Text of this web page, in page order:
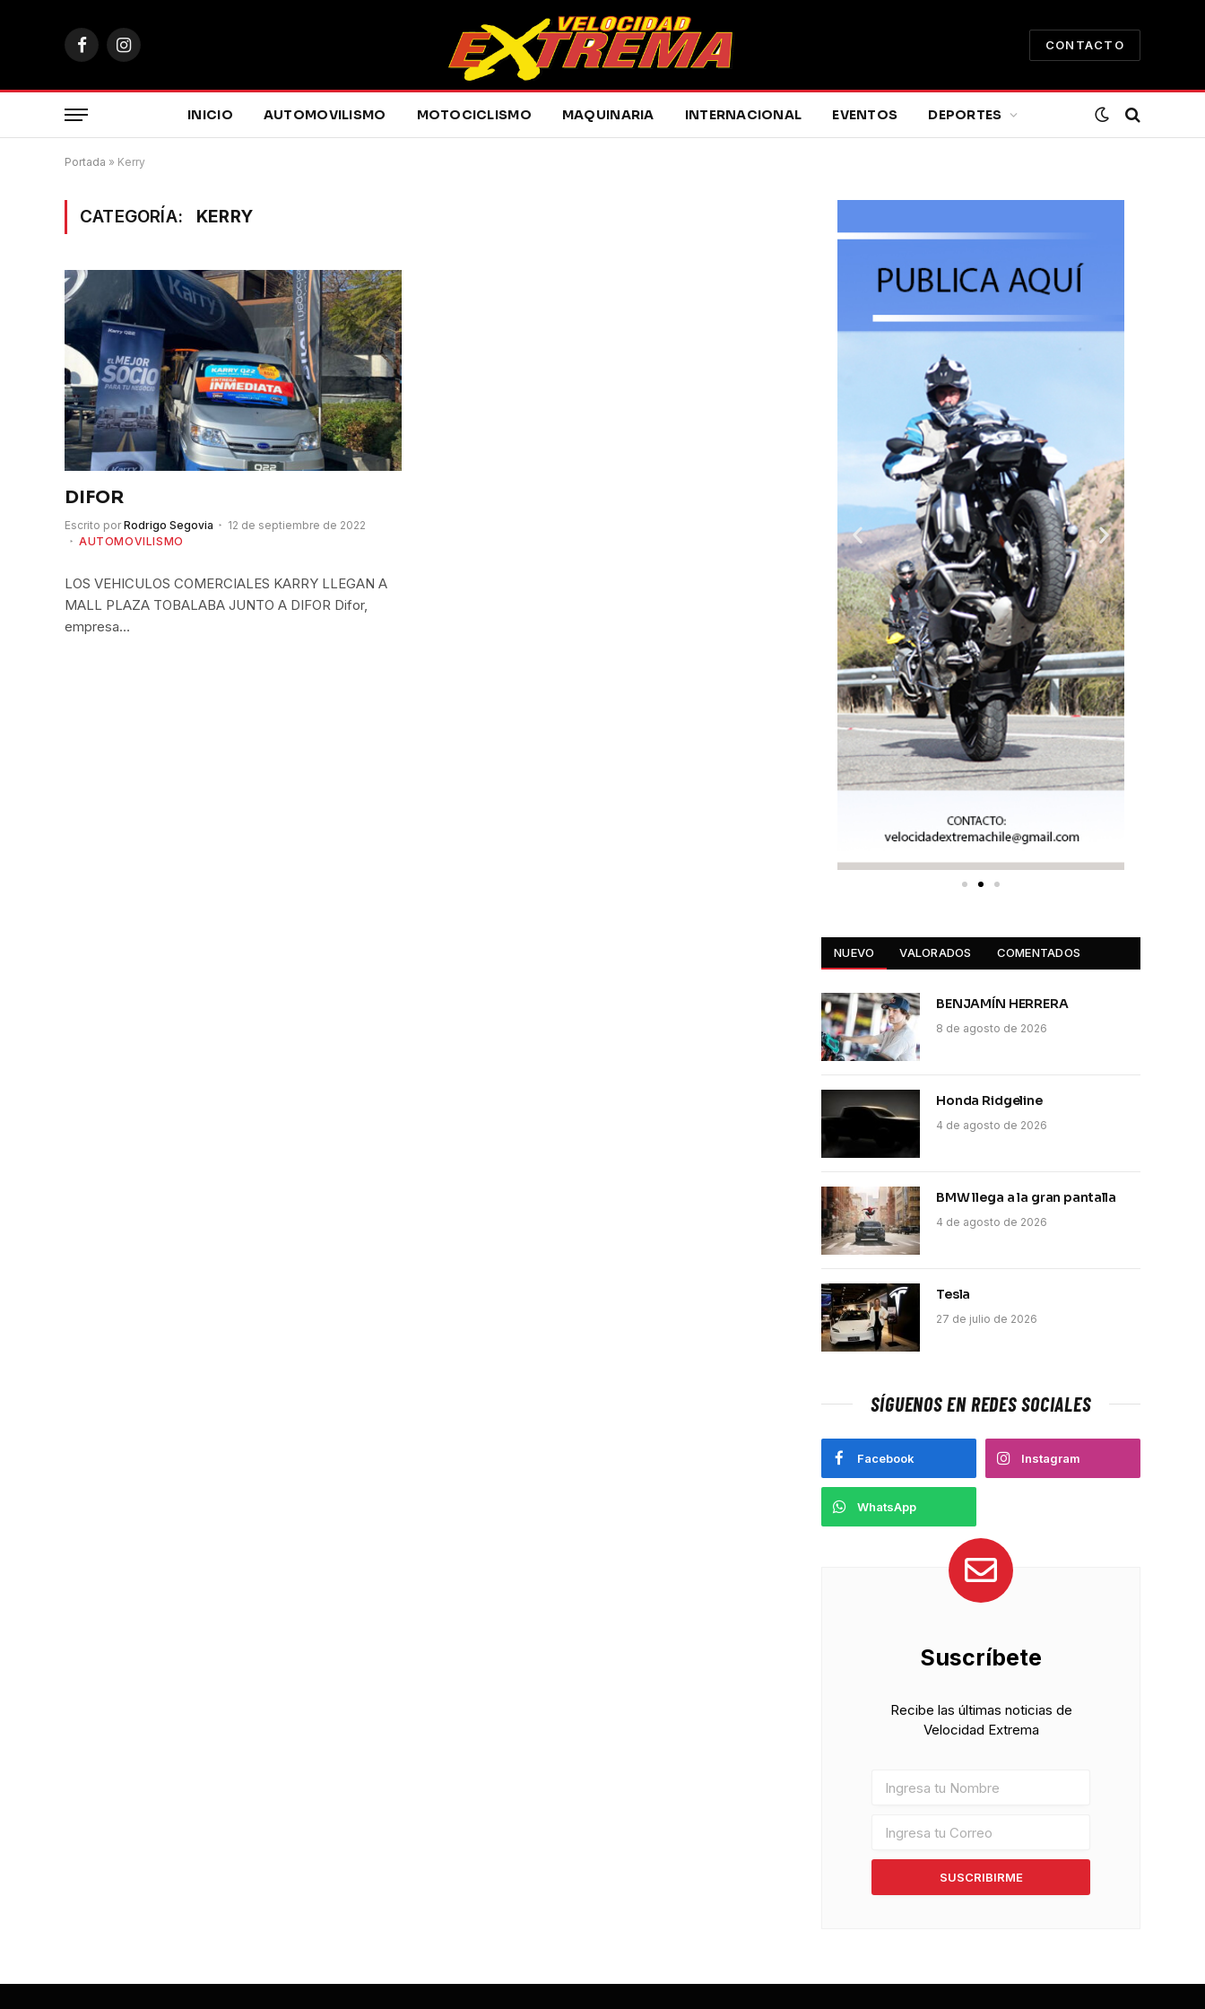
FacebookInstagram
CONTACTO
INICIO AUTOMOVILISMO MOTOCICLISMO MAQUINARIA INTERNACIONAL EVENTOS DEPORTES
Portada » Kerry
CATEGORÍA: KERRY
DIFOR
Escrito por Rodrigo Segovia
12 de septiembre de 2022
AUTOMOVILISMO
LOS VEHICULOS COMERCIALES KARRY LLEGAN A
MALL PLAZA TOBALABA JUNTO A DIFOR Difor,
empresa…
NUEVO VALORADOS COMENTADOS
BENJAMÍN HERRERA
8 de agosto de 2026
Honda Ridgeline
4 de agosto de 2026
BMW llega a la gran pantalla
4 de agosto de 2026
Tesla
27 de julio de 2026
SÍGUENOS EN REDES SOCIALES
Facebook Instagram
WhatsApp
Suscríbete
Recibe las últimas noticias de
Velocidad Extrema
SUSCRIBIRME